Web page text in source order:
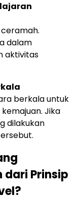
dalam
aktivitas
berkala untuk
Jika
dilakukan
dari Prinsip